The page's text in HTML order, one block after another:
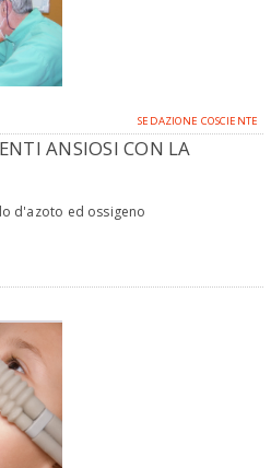
SEDAZIONE COSCIENTE
ANSIOSI CON LA
d'azoto ed ossigeno